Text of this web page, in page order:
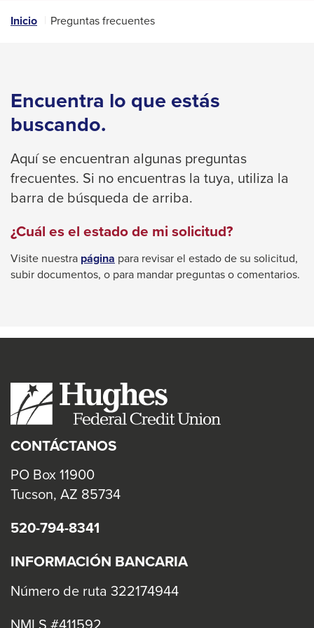
and
across
top
level
links
and
expand
close
menus
in
Up
arrows
will
main
level
menus
toggle
sub
tier
Inicio Preguntas frecuentes
Encuentra lo que estás
buscando.
Aquí se encuentran algunas preguntas
frecuentes. Si no encuentras la tuya, utiliza la
barra de búsqueda de arriba.
¿Cuál es el estado de mi solicitud?
Visite nuestra página This
link
popup
para revisar el estado de su solicitud,
subir documentos, o para mandar preguntas o comentarios.
CONTÁCTANOS
PO Box 11900
Tucson, AZ 85734
520-794-8341
INFORMACIÓN BANCARIA
Número de ruta 322174944